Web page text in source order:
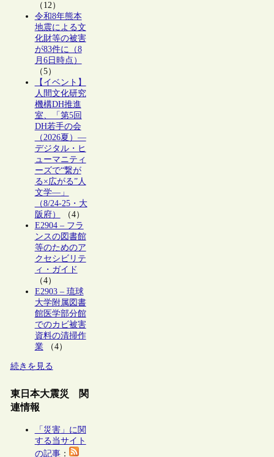
（12）
令和8年熊本
地震による文
化財等の被害
が83件に（8
月6日時点）
（5）
【イベント】
人間文化研究
機構DH推進
室、「第5回
DH若手の会
（2026夏）―
デジタル・ヒ
ューマニティ
ーズで“繋が
る×広がる”人
文学―」
（8/24-25・大
阪府）
（4）
E2904 – フラ
ンスの図書館
等のためのア
クセシビリテ
ィ・ガイド
（4）
E2903 – 琉球
大学附属図書
館医学部分館
でのカビ被害
資料の清掃作
業（4）
続きを見る
東日本大震災 関
連情報
「災害」に関
する当サイト
の記事：